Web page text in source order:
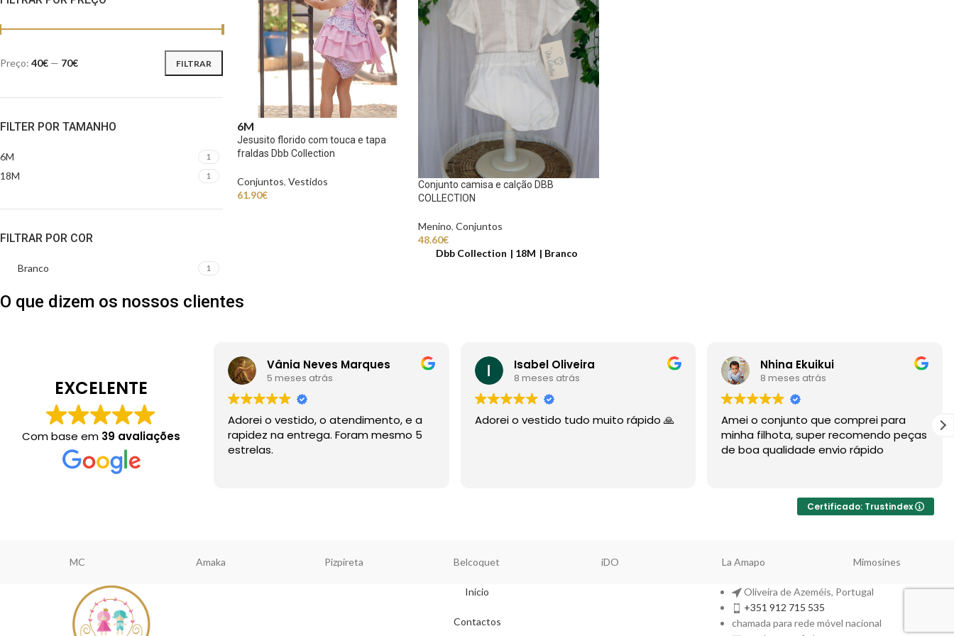
FILTRAR
Preço: 40€ — 70€
FILTER POR TAMANHO
6M 1
18M 1
FILTRAR POR COR
Branco 1
6M
Jesusito florido com touca e tapa
fraldas Dbb Collection
Conjuntos, Vestidos
61.90€
Conjunto camisa e calção DBB
COLLECTION
Menino, Conjuntos
48.60€
Dbb Collection
18M Branco
O que dizem os nossos clientes
EXCELENTE
Com base em 39 avaliações
Vânia Neves Marques
5 meses atrás
Adorei o vestido, o atendimento, e a
rapidez na entrega. Foram mesmo 5
estrelas.
Isabel Oliveira
8 meses atrás
Adorei o vestido tudo muito rápido 🙏
Nhina Ekuikui
8 meses atrás
Amei o conjunto que comprei para
minha filhota, super recomendo peças
de boa qualidade envio rápido
Certificado: Trustindex
MC Amaka Pizpireta Belcoquet iDO La Amapo Mimosines
Início
Contactos
Oliveira de Azeméis, Portugal
+351 912 715 535
chamada para rede móvel nacional